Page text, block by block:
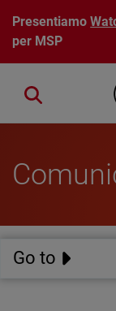
Salta al
Presentiamo
per MSP
Close search
Go to